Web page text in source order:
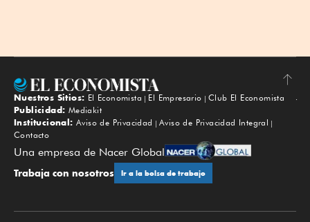
Subir
Nuestros Sitios: El Economista El Empresario
Club El Economista
Publicidad: Mediakit
Institucional: Aviso de Privacidad
Aviso de Privacidad Integral
Contacto
Una empresa de Nacer Global
Trabaja con nosotros Ir a la bolsa de trabajo